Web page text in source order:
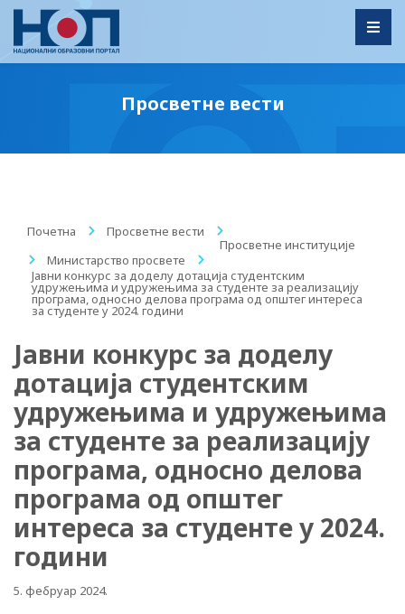
Просветне вести
Почетна / Просветне вести
/
Просветне институције
/
Министарство просвете
/
Јавни конкурс за доделу дотација студентским
удружењима и удружењима за студенте за реализацију
програма, односно делова програма од општег интереса
за студенте у 2024. години
Јавни конкурс за доделу
дотација студентским
удружењима и удружењима
за студенте за реализацију
програма, односно делова
програма од општег
интереса за студенте у 2024.
години
5. фебруар 2024.